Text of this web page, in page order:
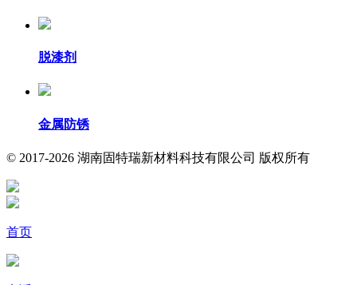
脱漆剂
金属防锈
© 2017-2026 湖南固特瑞新材料科技有限公司 版权所有
首页